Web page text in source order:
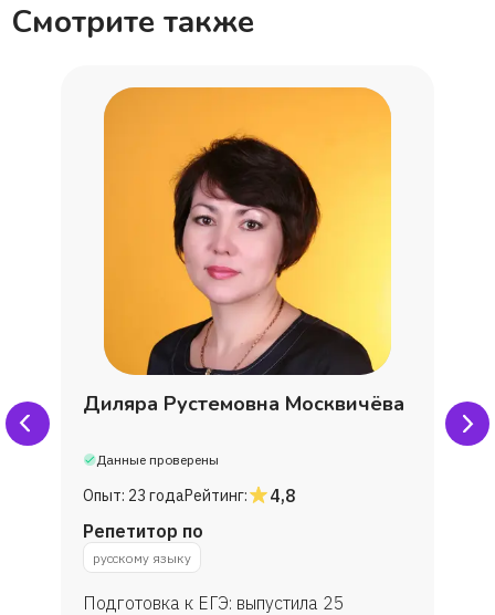
Смотрите также
Диляра Рустемовна Москвичёва
Данные проверены
Опыт: 23 годаРейтинг:
4,8
Репетитор по
русскому языку
Подготовка к ЕГЭ: выпустила 25